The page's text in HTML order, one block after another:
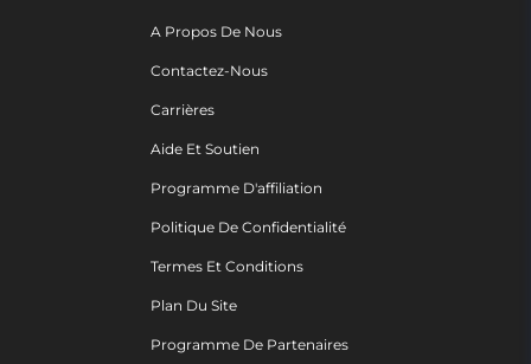
A Propos De Nous
Contactez-Nous
Carrières
Aide Et Soutien
Programme D'affiliation
Politique De Confidentialité
Termes Et Conditions
Plan Du Site
Programme De Partenaires